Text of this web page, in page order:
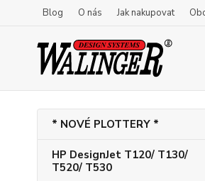
Blog O nás Jak nakupovat
* NOVÉ PLOTTERY *
HP DesignJet T120/ T130/
T520/ T530